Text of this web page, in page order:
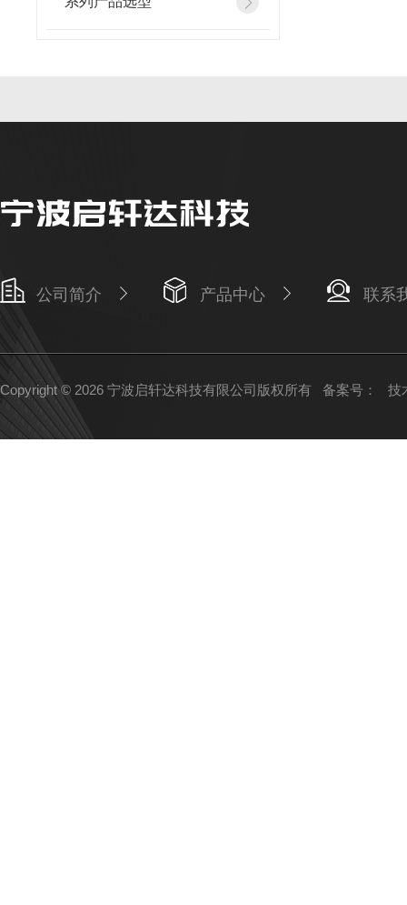
公司简介 产品中心 联系
Copyright © 2026 宁波启轩达科技有限公司版权所有 备案号： 技